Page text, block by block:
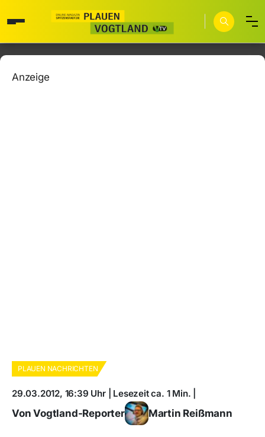
Anzeige
PLAUEN NACHRICHTEN
29.03.2012, 16:39 Uhr | Lesezeit ca. 1 Min. |
Von Vogtland-Reporter Martin Reißmann